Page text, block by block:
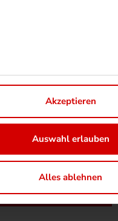
Akzeptieren
Auswahl erlauben
Alles ablehnen